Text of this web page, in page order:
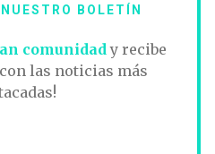
BOLETÍN
comunidad y recibe
las noticias más